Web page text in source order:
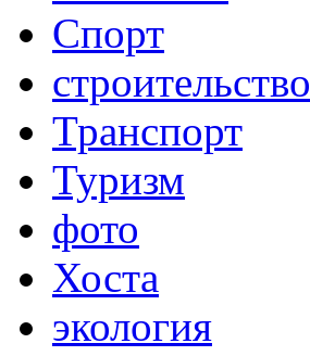
Спорт
строительство
Транспорт
Туризм
фото
Хоста
экология